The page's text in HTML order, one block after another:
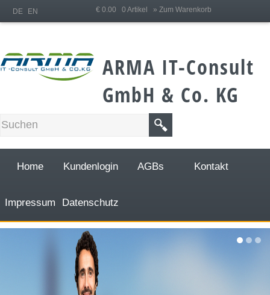
€ 0.00 0 Artikel » Zum Warenkorb
DE EN
ARMA IT-Consult
GmbH & Co. KG
Home Kundenlogin AGBs Kontakt
Impressum Datenschutz